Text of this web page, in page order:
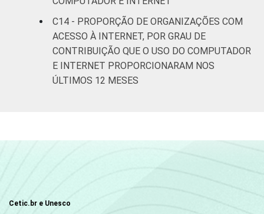
C14 - PROPORÇÃO DE ORGANIZAÇÕES COM
ACESSO À INTERNET, POR GRAU DE
CONTRIBUIÇÃO QUE O USO DO COMPUTADOR
E INTERNET PROPORCIONARAM NOS
ÚLTIMOS 12 MESES
Cetic.br e Unesco